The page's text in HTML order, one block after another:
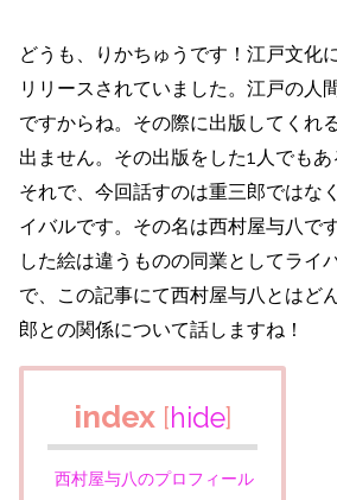
どうも、りかちゅうです！江戸文化
リリースされていました。江戸の人
ですからね。その際に出版してくれ
出ません。その出版をした1人でもあ
それで、今回話すのは重三郎ではな
イバルです。その名は西村屋与八で
した絵は違うものの同業としてライ
で、この記事にて西村屋与八とはど
郎との関係について話しますね！
index [hide]
西村屋与八のプロフィール